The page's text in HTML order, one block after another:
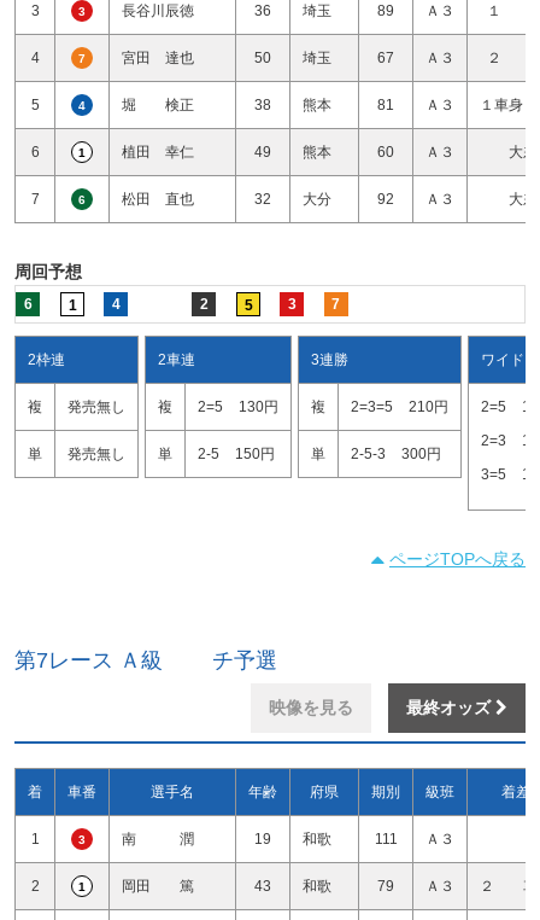
3 3 長谷川辰徳 36 埼玉 89 Ａ３ １
4 7 宮田 達也 50 埼玉 67 Ａ３ ２
5 4 堀 検正 38 熊本 81 Ａ３ １車身
6 1 植田 幸仁 49 熊本 60 Ａ３ 大差
7 6 松田 直也 32 大分 92 Ａ３ 大差
周回予想
6 1 4 2 5 3 7
2枠連
複 発売無し
単 発売無し
2車連
複 2=5 130円
単 2-5 150円
3連勝
複 2=3=5 210円
単 2-5-3 300円
ワイド
2=5
2=3
3=5
ページTOPへ戻る
第7レース Ａ級 チ予選
映像を見る 最終オッズ
着 車番 選手名 年齢 府県 期別 級班 着差
1 3 南 潤 19 和歌 111 Ａ３
2 1 岡田 篤 43 和歌 79 Ａ３ ２ 車